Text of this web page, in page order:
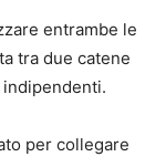
entrambe le
tra due catene
per collegare